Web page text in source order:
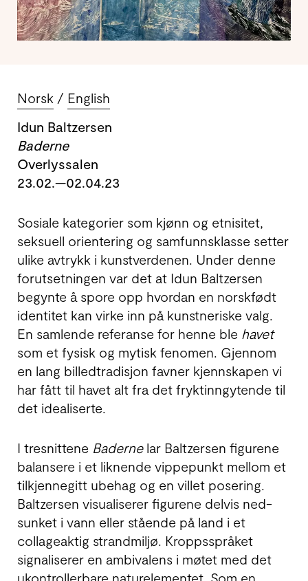
Norsk
English
Idun Baltzersen
Baderne
Overlyssalen
23.02.—02.04.23
Sosiale kategorier som kjønn og etnisitet,
seksuell orien­tering og sam­funns­klasse setter
ulike avtrykk i kunst­ver­denen. Under denne
forut­setningen var det at Idun Baltzersen
begynte å spore opp hvordan en norsk­født
iden­titet kan virke inn på kunst­neriske valg.
En samlende refe­ranse for henne ble havet
som et fysisk og mytisk fenomen. Gjennom
en lang billed­tradisjon favner kjenn­skapen vi
har fått til havet alt fra det frykt­inngytende til
det ideali­serte.
I tresnittene Baderne lar Baltzersen figurene
balansere i et liknende vippe­punkt mellom et
til­kjenne­gitt ubehag og en villet posering.
Baltzersen visual­iserer figurene delvis ned­
sunket i vann eller stående på land i et
collage­aktig strand­miljø. Kropps­språket
signal­iserer en ambi­valens i møtet med det
ukon­trol­ler­bare natur­ele­mentet. Som en